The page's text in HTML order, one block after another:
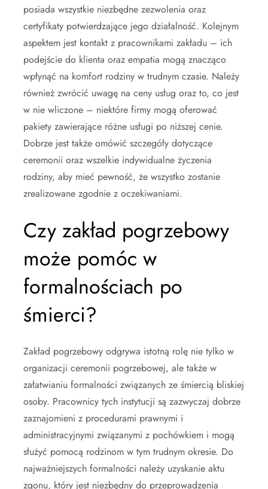
posiada wszystkie niezbędne zezwolenia oraz
certyfikaty potwierdzające jego działalność. Kolejnym
aspektem jest kontakt z pracownikami zakładu – ich
podejście do klienta oraz empatia mogą znacząco
wpłynąć na komfort rodziny w trudnym czasie. Należy
również zwrócić uwagę na ceny usług oraz to, co jest
w nie wliczone – niektóre firmy mogą oferować
pakiety zawierające różne usługi po niższej cenie.
Dobrze jest także omówić szczegóły dotyczące
ceremonii oraz wszelkie indywidualne życzenia
rodziny, aby mieć pewność, że wszystko zostanie
zrealizowane zgodnie z oczekiwaniami.
Czy zakład pogrzebowy
może pomóc w
formalnościach po
śmierci?
Zakład pogrzebowy odgrywa istotną rolę nie tylko w
organizacji ceremonii pogrzebowej, ale także w
załatwianiu formalności związanych ze śmiercią bliskiej
osoby. Pracownicy tych instytucji są zazwyczaj dobrze
zaznajomieni z procedurami prawnymi i
administracyjnymi związanymi z pochówkiem i mogą
służyć pomocą rodzinom w tym trudnym okresie. Do
najważniejszych formalności należy uzyskanie aktu
zgonu, który jest niezbędny do przeprowadzenia